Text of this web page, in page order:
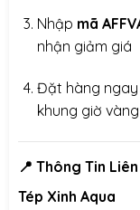
Nhập mã
nhận giảm giá
Đặt hàng ngay
khung giờ vàng
📍 Thông Tin
Tép Xinh Aqua